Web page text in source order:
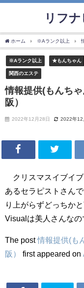
リフ
ホーム ※Aランク以上
※Aランク以上 ★もんちゃん
関西のエステ
情報提供(もんち
阪）
2022年12月28日 2022年12
クリスマスイブイブ
あるセラピストさん
り上がらずどっちか
Visualは美人さんなの
The post情報提供(も
阪）
first appeared on